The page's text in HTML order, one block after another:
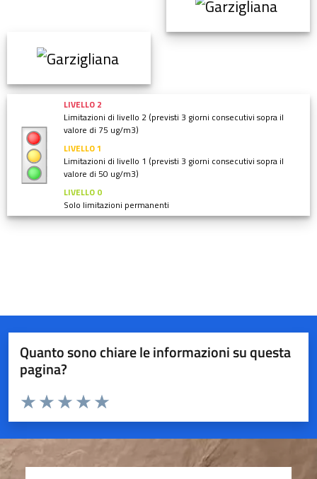
Contatta il comune
Leggi le domande frequenti
Richiedi assistenza
Chiama il numero 0121.341107 -
0121.541232
Garzigliana